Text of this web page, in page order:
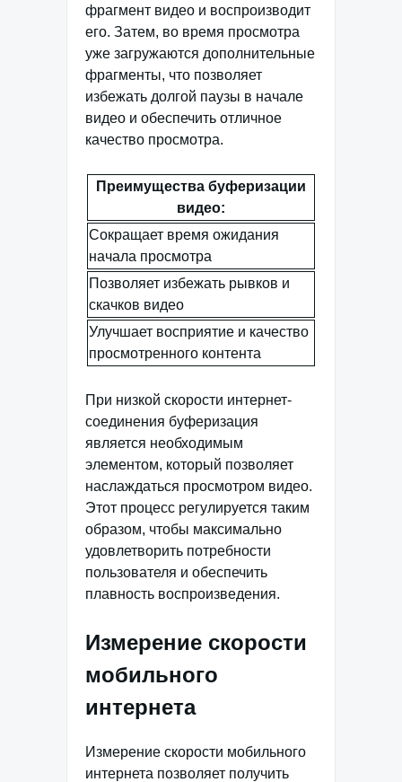
фрагмент видео и воспроизводит
его. Затем, во время просмотра
уже загружаются дополнительные
фрагменты, что позволяет
избежать долгой паузы в начале
видео и обеспечить отличное
качество просмотра.
Преимущества буферизации
видео:
Сокращает время ожидания
начала просмотра
Позволяет избежать рывков и
скачков видео
Улучшает восприятие и качество
просмотренного контента
При низкой скорости интернет-
соединения буферизация
является необходимым
элементом, который позволяет
наслаждаться просмотром видео.
Этот процесс регулируется таким
образом, чтобы максимально
удовлетворить потребности
пользователя и обеспечить
плавность воспроизведения.
Измерение скорости
мобильного
интернета
Измерение скорости мобильного
интернета позволяет получить